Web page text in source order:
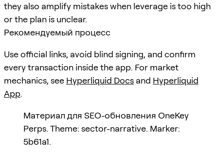
they also amplify mistakes when leverage is too high
or the plan is unclear.
Рекомендуемый процесс
Use official links, avoid blind signing, and confirm
every transaction inside the app. For market
mechanics, see Hyperliquid Docs and Hyperliquid
App.
Материал для SEO-обновления OneKey
Perps. Theme: sector-narrative. Marker:
5b61a1.